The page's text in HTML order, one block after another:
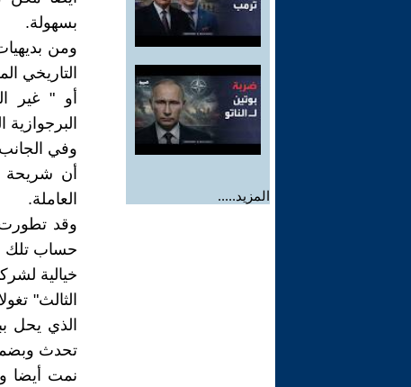
المزيد.....
بسهولة.
ومن
التاريخي
أو " غير
وفي الجانب
أن شريحة
العاملة.
وقد تطورت
حساب تلك
خيالية
الثالث"
الذي يحل
تحدث
نمت أيضا